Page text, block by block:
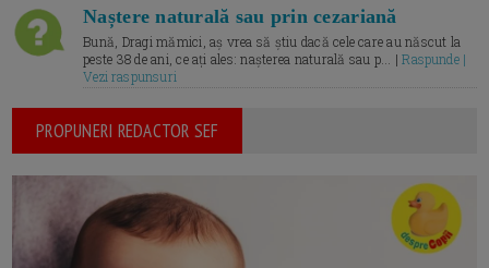
Naștere naturală sau prin cezariană
Bună, Dragi mămici, aș vrea să știu dacă cele care au născut la
peste 38 de ani, ce ați ales: nașterea naturală sau p... |Raspunde |
Vezi raspunsuri
PROPUNERI REDACTOR SEF